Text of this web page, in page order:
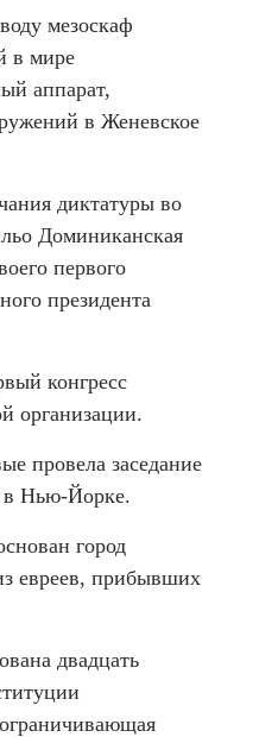
мезоскаф
в мире
аппарат,
в Женевское
диктатуры во
Доминиканская
первого
президента
конгресс
организации.
провела заседание
в Нью-Йорке.
город
евреев, прибывших
двадцать